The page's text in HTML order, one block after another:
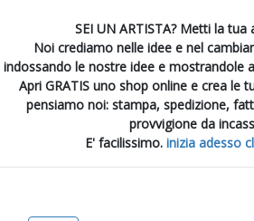
SEI UN ARTISTA? Metti la tua
Noi crediamo nelle idee e nel
indossando le nostre idee e mostrandole
Apri GRATIS uno shop online e crea le
pensiamo noi: stampa, spedizione,
provvigione da
E' facilissimo. inizia adesso